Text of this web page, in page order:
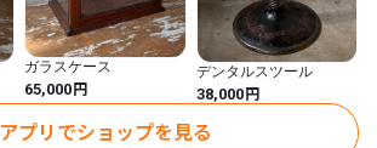
ガラスケース
65,000円
デンタルスツール
38,000円
アプリでショップを見る